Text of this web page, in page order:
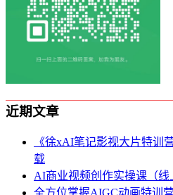
近期文章
《徐xAI笔记影视大片特训
载
AI商业视频创作实操课（线